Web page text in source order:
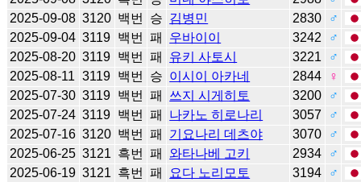
2025-09-08 3120 백번 승 김병민 2830
♂
2025-09-04 3119 백번 패 우바이이 3242
♂
2025-08-20 3119 백번 패 유키 사토시 3221
♂
2025-08-11 3119 백번 승 이시이 아카네 2844
♀
2025-07-30 3119 백번 패 쓰지 시게히토 3200
♂
2025-07-24 3119 백번 패 나카노 히로나리 3057
♂
2025-07-16 3120 백번 패 기요나리 데츠야 3070
♂
2025-06-25 3121 흑번 패 와타나베 고키 2934
♂
2025-06-19 3121 흑번 패 요다 노리모토 3194
♂